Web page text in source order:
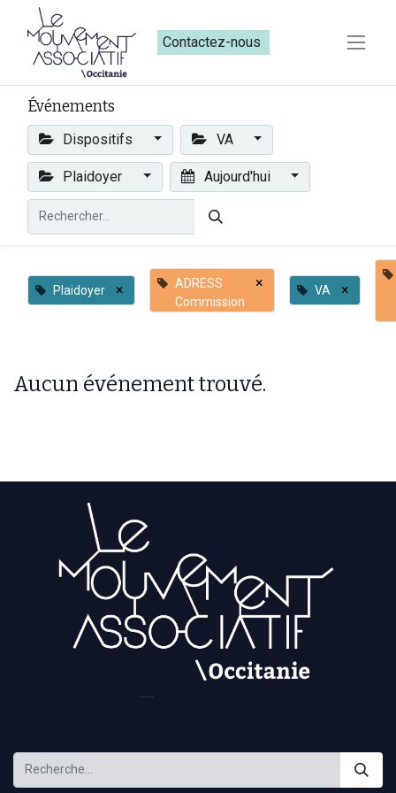
Contactez-nous​​
Événements
Dispositifs VA
Plaidoyer Aujourd'hui
Plaidoyer ×
ADRESS
Commission
× VA ×
Aucun événement trouvé.